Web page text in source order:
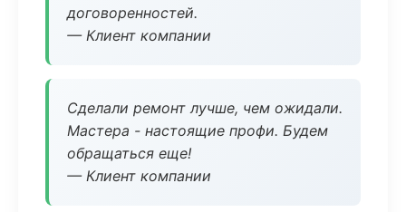
договоренностей.
— Клиент компании
Сделали ремонт лучше, чем ожидали.
Мастера - настоящие профи. Будем
обращаться еще!
— Клиент компании